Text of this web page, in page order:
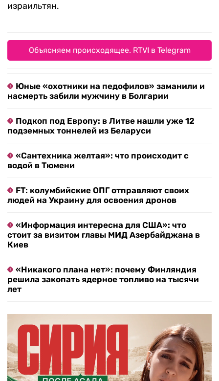
израильтян.
Объясняем происходящее. RTVI в Telegram
Юные «охотники на педофилов» заманили и
насмерть забили мужчину в Болгарии
Подкоп под Европу: в Литве нашли уже 12
подземных тоннелей из Беларуси
«Сантехника желтая»: что происходит с
водой в Тюмени
FT: колумбийские ОПГ отправляют своих
людей на Украину для освоения дронов
«Информация интересна для США»: что
стоит за визитом главы МИД Азербайджана в
Киев
«Никакого плана нет»: почему Финляндия
решила закопать ядерное топливо на тысячи
лет